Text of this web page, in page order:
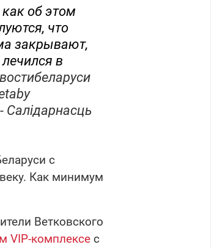
об этом
что
закрывают,
в
Салідарнасць
с
Как минимум
Ветковского
VIP-комплексе с